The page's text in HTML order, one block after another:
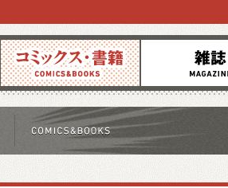
コミックス 雑誌